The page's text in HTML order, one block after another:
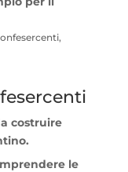
costruire
le